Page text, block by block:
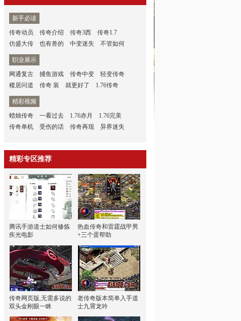
新手必读
传奇动员
传奇介绍 传奇3西
传奇1.7
仿盛大传
也有兽的 中变迷失 不管如何
职业展示
网通复古
捕鱼游戏 传奇中变
轻变传奇
稷居问道
传奇 装 就更好了 1.76传奇
精彩视频
蜡烛传奇
一看过去 1.76赤月
1.76完美
传奇单机
受伤的话 传奇再现 异界迷失
精彩专区推荐
腾讯手游道士如何修炼
疾光电影
热血传奇和雷霆战甲男
+三个蛋帮助
传奇网页版,无需多说的
双头金刚眼一眯
老传奇版本简单入手道
士九霄龙吟